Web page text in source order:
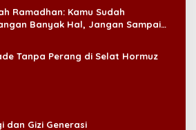
Ramadhan: Kamu Sudah
Banyak Hal, Jangan Sampai
Tanpa Perang di Selat Hormuz
dan Gizi Generasi